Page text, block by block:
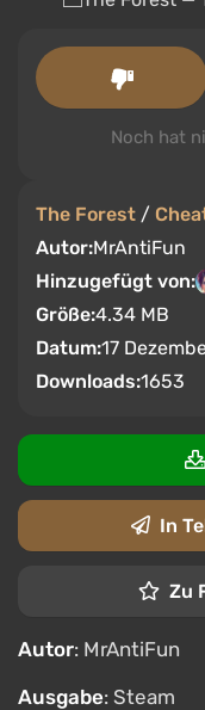
The Forest /
Autor:MrAntiFun
Hinzugefügt von:
Größe:4.34 MB
Datum:17
Downloads:1653
Noch hat
In
Zu
Autor: MrAntiFun
Ausgabe: Steam